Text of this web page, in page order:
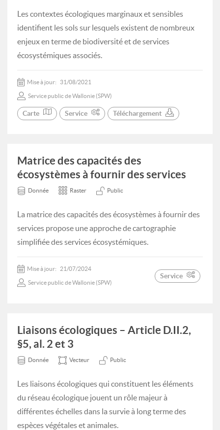
Les contextes écologiques marginaux et sensibles
identifient les sols sur lesquels existent de nombreux
enjeux en terme de biodiversité et de services
écosystémiques associés.
Mise à jour: 31/08/2021
Service public de Wallonie (SPW)
Carte Service Téléchargement
Matrice des capacités des
écosystèmes à fournir des services
Donnée Raster Public
La matrice des capacités des écosystèmes à fournir des
services propose une approche de cartographie
simplifiée des services écosystémiques.
Mise à jour: 21/07/2024
Service public de Wallonie (SPW)
Service
Liaisons écologiques – Article D.II.2,
§5, al. 2 et 3
Donnée Vecteur Public
Les liaisons écologiques qui constituent les éléments
du réseau écologique jouent un rôle majeur à
différentes échelles dans la survie à long terme des
espèces végétales et animales.